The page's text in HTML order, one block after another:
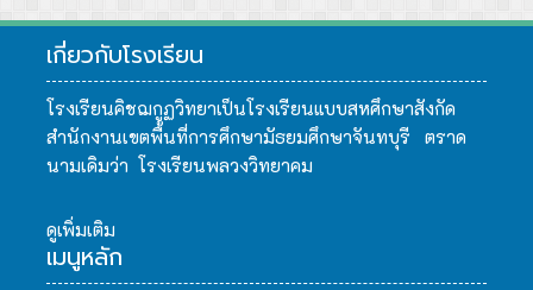
เกี่ยวกับโรงเรียน
โรงเรียนคิชฌกูฏวิทยาเป็นโรงเรียนแบบสหศึกษาสังกัด
สำนักงานเขตพื้นที่การศึกษามัธยมศึกษาจันทบุรี ตราด
นามเดิมว่า โรงเรียนพลวงวิทยาคม
ดูเพิ่มเติม
เมนูหลัก